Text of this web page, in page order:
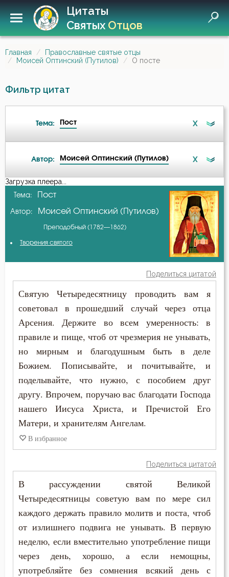
Цитаты
СвятыхОтцов
Главная
Православные святые отцы
Моисей Оптинский (Путилов)
О посте
Фильтр цитат
Тема: Пост X
Бедность
Благодарность
Ближний
Болезнь
Власть
Воля
Воля Божия
Время
Друг
Жизнь
Искушение
Исправление
Автор: Моисей Оптинский (Путилов) X
А-я
Авва Дорофей
Авва Феона
Амвросий Оптинский (Гренков)
Антоний Великий
Антоний Оптинский (Путилов)
Варнава
Варсонофий Оптинский (Плиханков)
Василий Великий
Григорий Богослов
Григорий Нисский
Димитрий Ростовский
Игнатий Брянчанинов
Загрузка плеера...
Тема: Пост
Автор: Моисей Оптинский (Путилов)
Преподобный (1782—1862)
Творения святого
Поделиться цитатой
Святую Четыредесятницу проводить вам я
советовал в прошедший случай через отца
Арсения. Держите во всем умеренность: в
правиле и пище, чтоб от чрезмерия не унывать,
но мирным и благодушным быть в деле
Божием. Пописывайте, и почитывайте, и
поделывайте, что нужно, с пособием друг
другу. Впрочем, поручаю вас благодати Господа
нашего Иисуса Христа, и Пречистой Его
Матери, и хранителям Ангелам.
В избранное
Поделиться цитатой
В рассуждении святой Великой
Четыредесятницы советую вам по мере сил
каждого держать правило молитв и поста, чтоб
от излишнего подвига не унывать. В первую
неделю, если вместительно употребление пищи
через день, хорошо, а если немощны,
употребляйте без сомнения всякий день с